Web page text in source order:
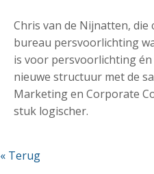
Chris van de Nijnatten,
bureau persvoorlichting
is voor persvoorlichting
nieuwe structuur met de
Marketing en Corporate
stuk logischer.
« Terug